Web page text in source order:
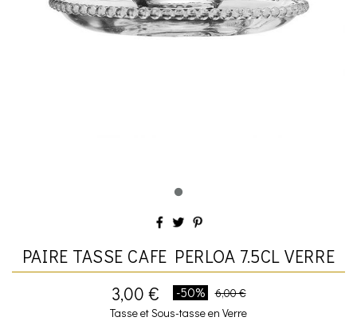
PAIRE TASSE CAFE PERLOA 7.5CL VERRE
3,00 €
-50%
6,00 €
Tasse et Sous-tasse en Verre